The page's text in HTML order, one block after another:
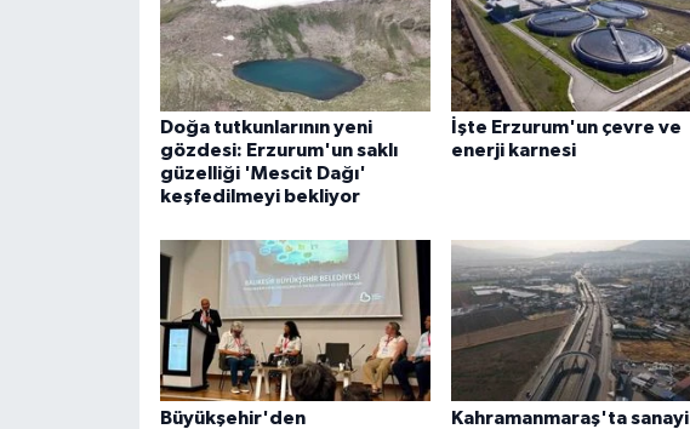
Doğa tutkunlarının yeni
gözdesi: Erzurum'un saklı
güzelliği 'Mescit Dağı'
keşfedilmeyi bekliyor
İşte Erzurum'un çevre ve
enerji karnesi
Büyükşehir'den
Kahramanmaraş'ta sanayi